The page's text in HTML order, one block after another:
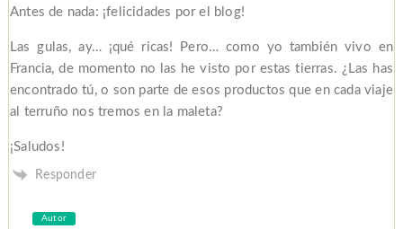
Antes de nada: ¡felicidades por el blog!
Las gulas, ay… ¡qué ricas! Pero… como yo también vivo en
Francia, de momento no las he visto por estas tierras. ¿Las has
encontrado tú, o son parte de esos productos que en cada viaje
al terruño nos tremos en la maleta?
¡Saludos!
Responder
Autor